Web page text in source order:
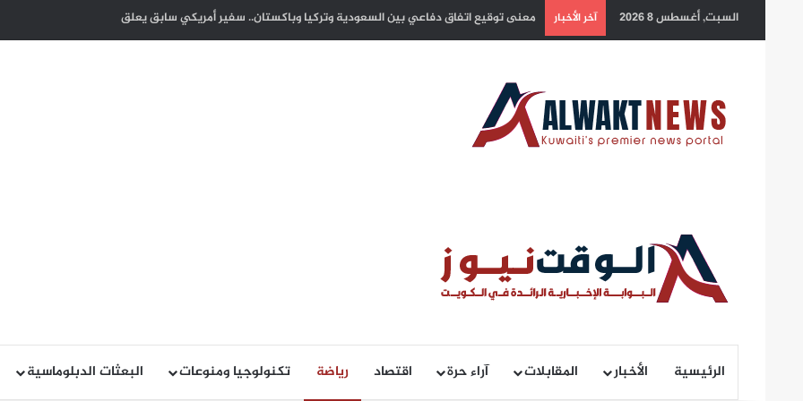
السبت, أغسطس 8 2026 آخر الأخبار يد العطاء الكويتية.. شريان أمل يتدفق في شرايين غزة واليمن والسودان وتشاد
الرئيسية الأخبار المقابلات آراء حرة اقتصاد رياضة تكنولوجيا ومنوعات البعثات الدبلوماسية